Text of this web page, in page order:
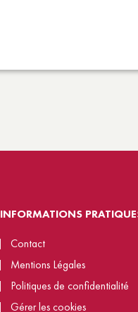
INFORMATIONS
Contact
Mentions Légales
Politiques de confidentialité
Gérer les cookies